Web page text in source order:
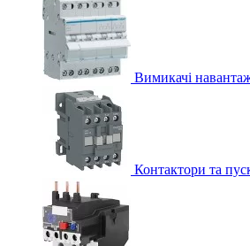
Вимикачі
Контактори та